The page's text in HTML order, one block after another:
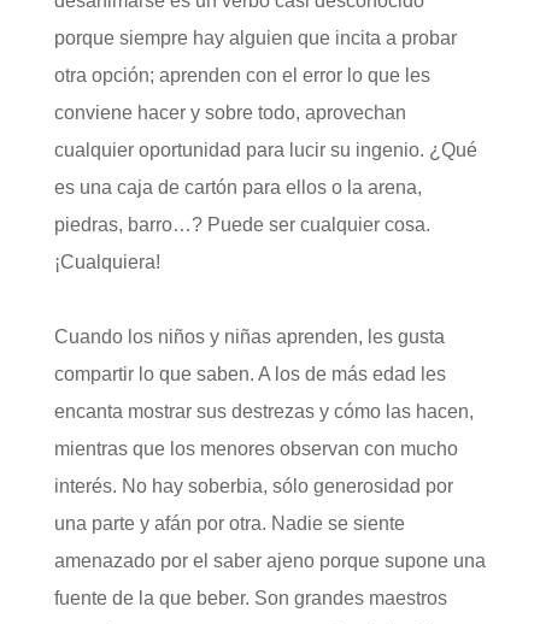
porque siempre hay alguien que incita a probar
otra opción; aprenden con el error lo que les
conviene hacer y sobre todo, aprovechan
cualquier oportunidad para lucir su ingenio. ¿Qué
es una caja de cartón para ellos o la arena,
piedras, barro…? Puede ser cualquier cosa.
¡Cualquiera!
Cuando los niños y niñas aprenden, les gusta
compartir lo que saben. A los de más edad les
encanta mostrar sus destrezas y cómo las hacen,
mientras que los menores observan con mucho
interés. No hay soberbia, sólo generosidad por
una parte y afán por otra. Nadie se siente
amenazado por el saber ajeno porque supone una
fuente de la que beber. Son grandes maestros